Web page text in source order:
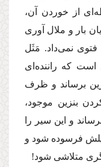
از خوردن آن،
بار و ملال آورى
نمى‌داد. مَثَل
است كه راننده‌اى
برساند و ظرف
بنزین موجود،
و این سیر را
فرسوده شود و
متلاشى شود!